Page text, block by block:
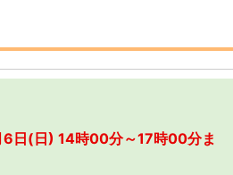
6日(日) 14時00分～17時00分ま